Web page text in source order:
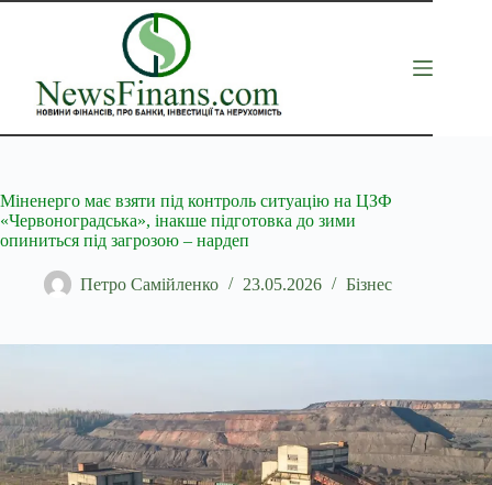
Перейти
Міненерго має взяти під контроль ситуацію на ЦЗФ
«Червоноградська», інакше підготовка до зими
опиниться під загрозою – нардеп
Петро Самійленко 23.05.2026 Бізнес